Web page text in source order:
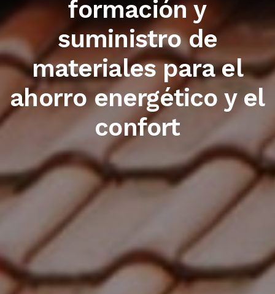
Trabajamos con las
primeras marcas del
sector